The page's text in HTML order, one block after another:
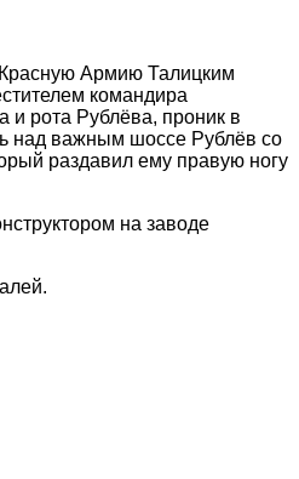
Армию Талицким
командира
и рота Рублёва, проник в
над важным шоссе Рублёв со
раздавил ему правую ногу
на заводе